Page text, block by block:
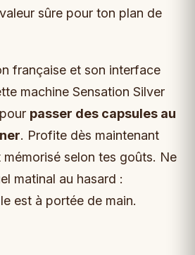
sûre pour ton plan de
française et son interface
machine Sensation Silver
passer des capsules au
. Profite dès maintenant
mémorisé selon tes goûts. Ne
matinal au hasard :
est à portée de main.